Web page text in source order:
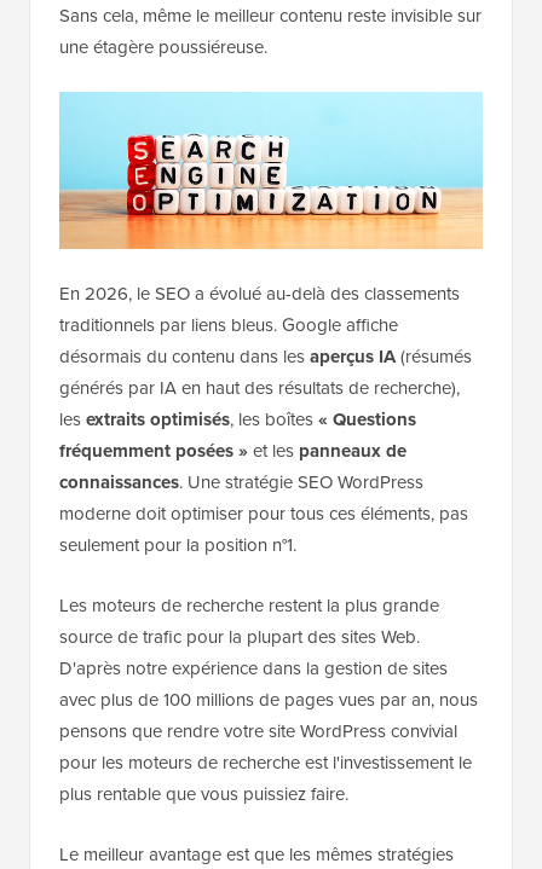
Sans cela, même le meilleur contenu reste invisible sur
une étagère poussiéreuse.
En 2026, le SEO a évolué au-delà des classements
traditionnels par liens bleus. Google affiche
désormais du contenu dans lesaperçus IA(résumés
générés par IA en haut des résultats de recherche),
lesextraits optimisés, les boîtes« Questions
fréquemment posées »et les panneaux de
connaissances. Une stratégie SEO WordPress
moderne doit optimiser pour tous ces éléments, pas
seulement pour la position n°1.
Les moteurs de recherche restent la plus grande
source de trafic pour la plupart des sites Web.
D'après notre expérience dans la gestion de sites
avec plus de 100 millions de pages vues par an, nous
pensons que rendre votre site WordPress convivial
pour les moteurs de recherche est l'investissement le
plus rentable que vous puissiez faire.
Le meilleur avantage est que les mêmes stratégies